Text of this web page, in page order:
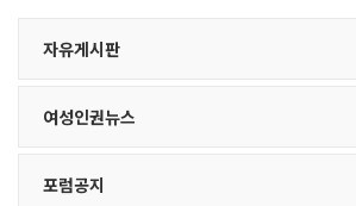
자유게시판
여성인권뉴스
포럼공지